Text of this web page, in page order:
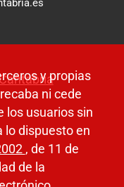
y propias
ni cede
los usuarios sin
lo dispuesto en
, de 11 de
de la